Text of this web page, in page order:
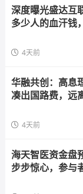
深度曝光盛达互
多少人的血汗钱
4天前
华融共创：高息
凑出国路费，远
4天前
海天智医资金盘
步步惊心，参与